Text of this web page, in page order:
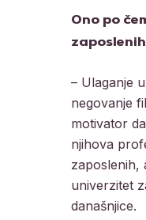
Ono po
– Ulaganje
negovanje
motivator
njihova
zaposlenih,
univerzitet
današnjice.